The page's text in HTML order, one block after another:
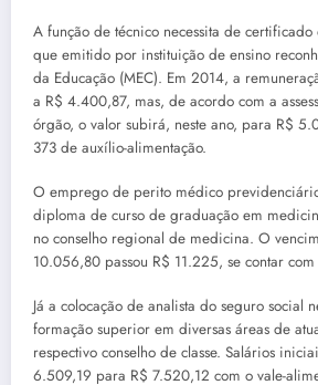
A função de técnico necessita de
que emitido por instituição de ensino
da Educação (MEC). Em 2014, a
a R$ 4.400,87, mas, de acordo com a
órgão, o valor subirá, neste ano, para R$
373 de auxílio-alimentação.
O emprego de perito médico
diploma de curso de graduação em
no conselho regional de medicina. O
10.056,80 passou R$ 11.225, se contar
Já a colocação de analista do seguro social
formação superior em diversas áreas de
respectivo conselho de classe. Salários
6.509,19 para R$ 7.520,12 com o vale-